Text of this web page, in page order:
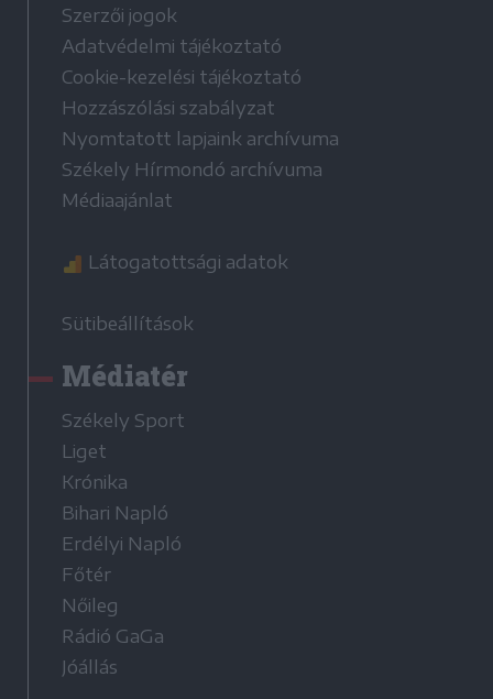
Szerzői jogok
Adatvédelmi tájékoztató
Cookie-kezelési tájékoztató
Hozzászólási szabályzat
Nyomtatott lapjaink archívuma
Székely Hírmondó archívuma
Médiaajánlat
Látogatottsági adatok
Sütibeállítások
Médiatér
Székely Sport
Liget
Krónika
Bihari Napló
Erdélyi Napló
Főtér
Nőileg
Rádió GaGa
Jóállás